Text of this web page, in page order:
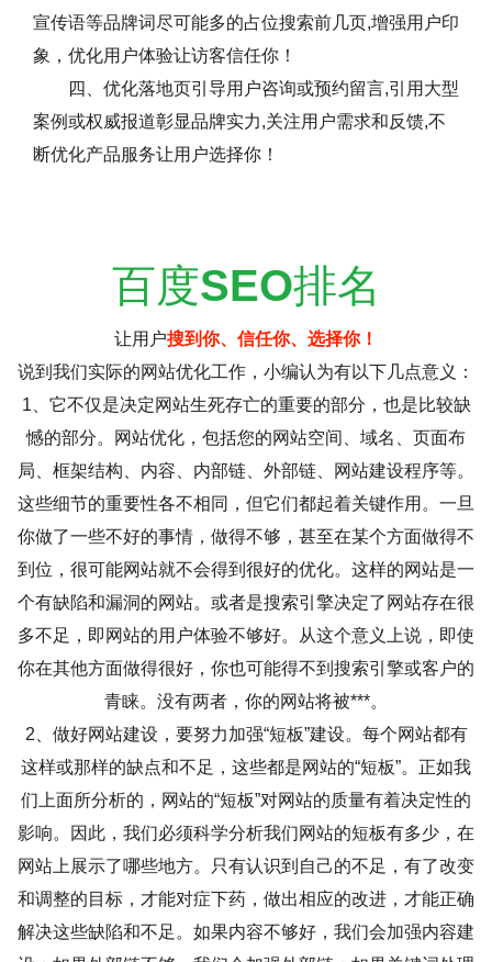
宣传语等品牌词尽可能多的占位搜索前几页,增强用户印
象，优化用户体验让访客信任你！
四、优化落地页引导用户咨询或预约留言,引用大型
案例或权威报道彰显品牌实力,关注用户需求和反馈,不
断优化产品服务让用户选择你！
百度SEO排名
让用户搜到你、信任你、选择你！
说到我们实际的网站优化工作，小编认为有以下几点意义：
1、它不仅是决定网站生死存亡的重要的部分，也是比较缺
憾的部分。网站优化，包括您的网站空间、域名、页面布
局、框架结构、内容、内部链、外部链、网站建设程序等。
这些细节的重要性各不相同，但它们都起着关键作用。一旦
你做了一些不好的事情，做得不够，甚至在某个方面做得不
到位，很可能网站就不会得到很好的优化。这样的网站是一
个有缺陷和漏洞的网站。或者是搜索引擎决定了网站存在很
多不足，即网站的用户体验不够好。从这个意义上说，即使
你在其他方面做得很好，你也可能得不到搜索引擎或客户的
青睐。没有两者，你的网站将被***。
2、做好网站建设，要努力加强“短板”建设。每个网站都有
这样或那样的缺点和不足，这些都是网站的“短板”。正如我
们上面所分析的，网站的“短板”对网站的质量有着决定性的
影响。因此，我们必须科学分析我们网站的短板有多少，在
网站上展示了哪些地方。只有认识到自己的不足，有了改变
和调整的目标，才能对症下药，做出相应的改进，才能正确
解决这些缺陷和不足。如果内容不够好，我们会加强内容建